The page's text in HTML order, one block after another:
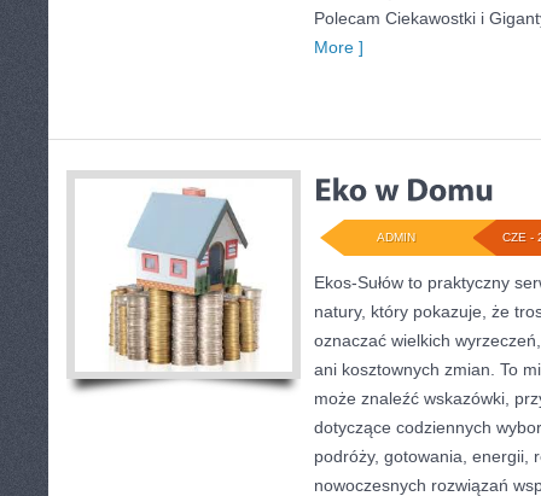
Polecam Ciekawostki i
More ]
CZE -
ADMIN
Ekos-Sułów to praktyczny
natury, który pokazuje, że
oznaczać wielkich
ani kosztownych zmian. To
może znaleźć wskazówki,
dotyczące codziennych
podróży, gotowania, energii,
nowoczesnych rozwiązań